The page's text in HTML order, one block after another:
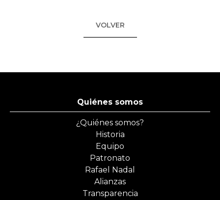
VOLVER
Quiénes somos
¿Quiénes somos?
Historia
Equipo
Patronato
Rafael Nadal
Alianzas
Transparencia